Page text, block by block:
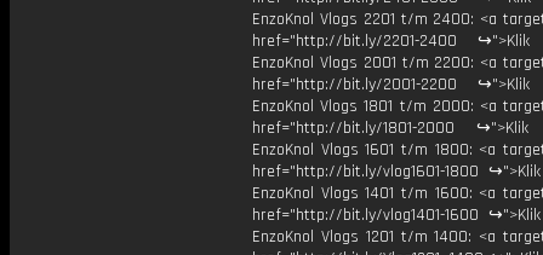
EnzoKnol Vlogs 2201 t/m 2400: <a
href="http://bit.ly/2201-2400 ↪">Klik
EnzoKnol Vlogs 2001 t/m 2200: <a
href="http://bit.ly/2001-2200 ↪">Klik
EnzoKnol Vlogs 1801 t/m 2000: <a
href="http://bit.ly/1801-2000 ↪">Klik
EnzoKnol Vlogs 1601 t/m 1800: <a
href="http://bit.ly/vlog1601-1800
EnzoKnol Vlogs 1401 t/m 1600: <a
href="http://bit.ly/vlog1401-1600
EnzoKnol Vlogs 1201 t/m 1400: <a